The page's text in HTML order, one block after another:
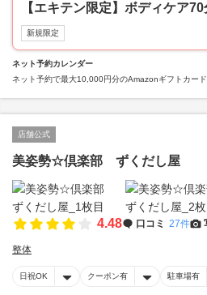
【エキテン限定】ボディケア
新規限定
ネット予約カレンダー
ネット予約で最大10,000円分のAmazonギフトカード
店舗公式
美姿勢☆倶楽部 ずくだし屋
4.48 口コミ 27件
整体
日祝OK クーポン有 駐車場有